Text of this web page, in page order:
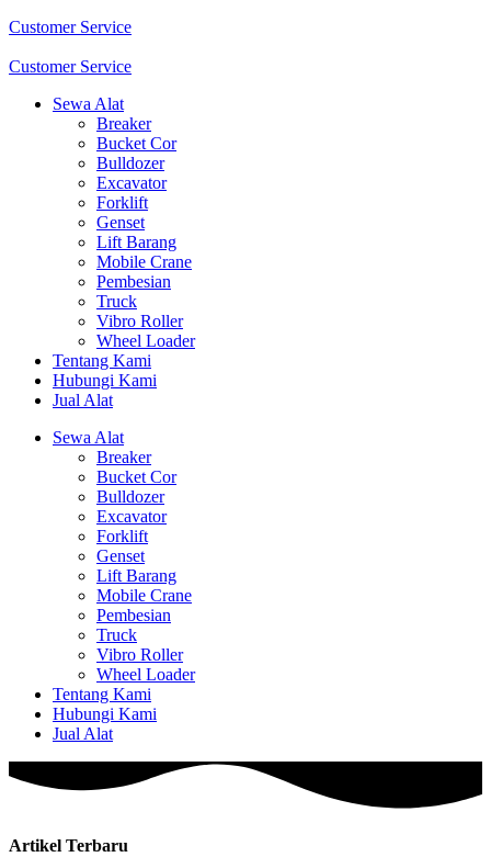
Customer Service
Customer Service
Sewa Alat
Breaker
Bucket Cor
Bulldozer
Excavator
Forklift
Genset
Lift Barang
Mobile Crane
Pembesian
Truck
Vibro Roller
Wheel Loader
Tentang Kami
Hubungi Kami
Jual Alat
Sewa Alat
Breaker
Bucket Cor
Bulldozer
Excavator
Forklift
Genset
Lift Barang
Mobile Crane
Pembesian
Truck
Vibro Roller
Wheel Loader
Tentang Kami
Hubungi Kami
Jual Alat
Artikel Terbaru